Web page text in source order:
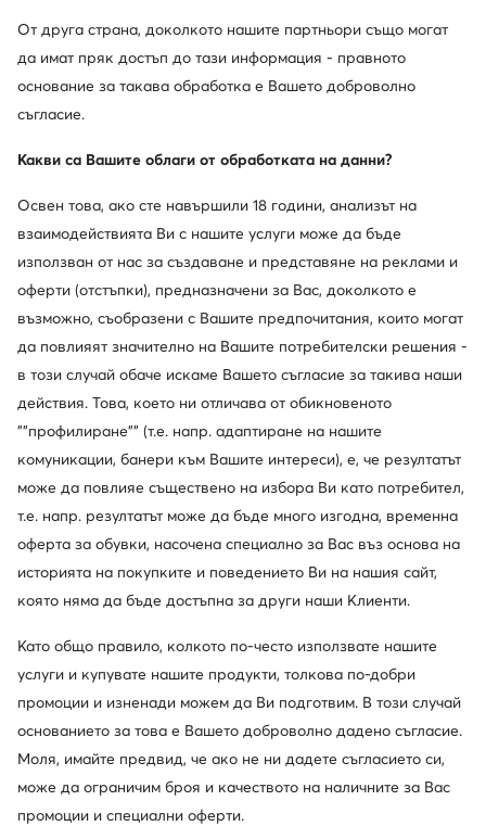
От друга страна, доколкото нашите партньори също могат
да имат пряк достъп до тази информация - правното
основание за такава обработка е Вашето доброволно
съгласие.
Какви са Вашите облаги от обработката на данни?
Освен това, ако сте навършили 18 години, анализът на
взаимодействията Ви с нашите услуги може да бъде
използван от нас за създаване и представяне на реклами и
оферти (отстъпки), предназначени за Вас, доколкото е
възможно, съобразени с Вашите предпочитания, които могат
да повлияят значително на Вашите потребителски решения -
в този случай обаче искаме Вашето съгласие за такива наши
действия. Това, което ни отличава от обикновеното
""профилиране"" (т.е. напр. адаптиране на нашите
комуникации, банери към Вашите интереси), е, че резултатът
може да повлияе съществено на избора Ви като потребител,
т.е. напр. резултатът може да бъде много изгодна, временна
оферта за обувки, насочена специално за Вас въз основа на
историята на покупките и поведението Ви на нашия сайт,
която няма да бъде достъпна за други наши Клиенти.
Като общо правило, колкото по-често използвате нашите
услуги и купувате нашите продукти, толкова по-добри
промоции и изненади можем да Ви подготвим. В този случай
основанието за това е Вашето доброволно дадено съгласие.
Моля, имайте предвид, че ако не ни дадете съгласието си,
може да ограничим броя и качеството на наличните за Вас
промоции и специални оферти.